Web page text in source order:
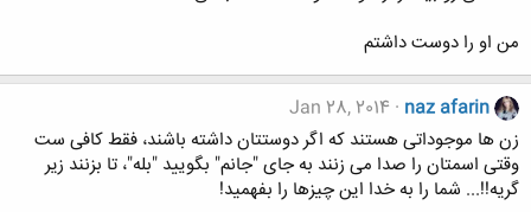
من او را دوست داشتم
naz afarin
Jan 28, 2014
زن ها موجوداتی هستند که اگر دوستتان داشته باشند، فقط کافی ست
وقتی اسمتان را صدا می زنند به جای "جانم" بگویید "بله"، تا بزنند زیر
گریه!!... شما را به خدا این چیزها را بفهمید!